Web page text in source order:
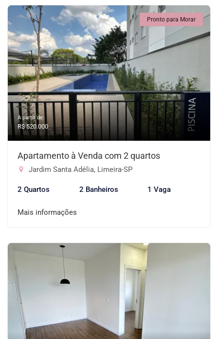
Pronto para Morar
A partir de:
R$ 520.000
Apartamento à Venda com 2 quartos
Jardim Santa Adélia, Limeira-SP
2 Quartos 2 Banheiros 1 Vaga
Mais informações